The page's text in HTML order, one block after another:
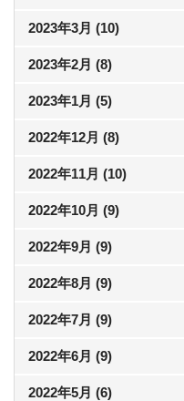
2023年3月 (10)
2023年2月 (8)
2023年1月 (5)
2022年12月 (8)
2022年11月 (10)
2022年10月 (9)
2022年9月 (9)
2022年8月 (9)
2022年7月 (9)
2022年6月 (9)
2022年5月 (6)